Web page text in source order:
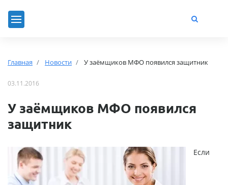
Главная Новости У заёмщиков МФО появился защитник
03.11.2016
У заёмщиков МФО появился
защитник
Если